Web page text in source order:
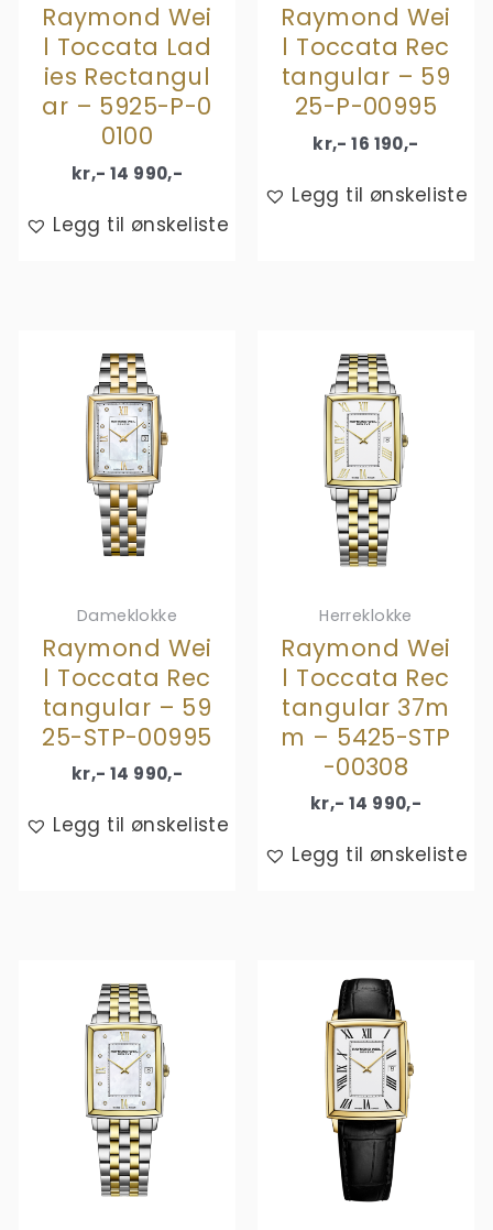
Raymond Wei
l Toccata Lad
ies Rectangul
ar – 5925-P-0
0100
kr,- 14 990,-
Legg til ønskeliste
Raymond Wei
l Toccata Rec
tangular – 59
25-P-00995
kr,- 16 190,-
Legg til ønskeliste
Dameklokke
Raymond Wei
l Toccata Rec
tangular – 59
25-STP-00995
kr,- 14 990,-
Legg til ønskeliste
Herreklokke
Raymond Wei
l Toccata Rec
tangular 37m
m – 5425-STP
-00308
kr,- 14 990,-
Legg til ønskeliste